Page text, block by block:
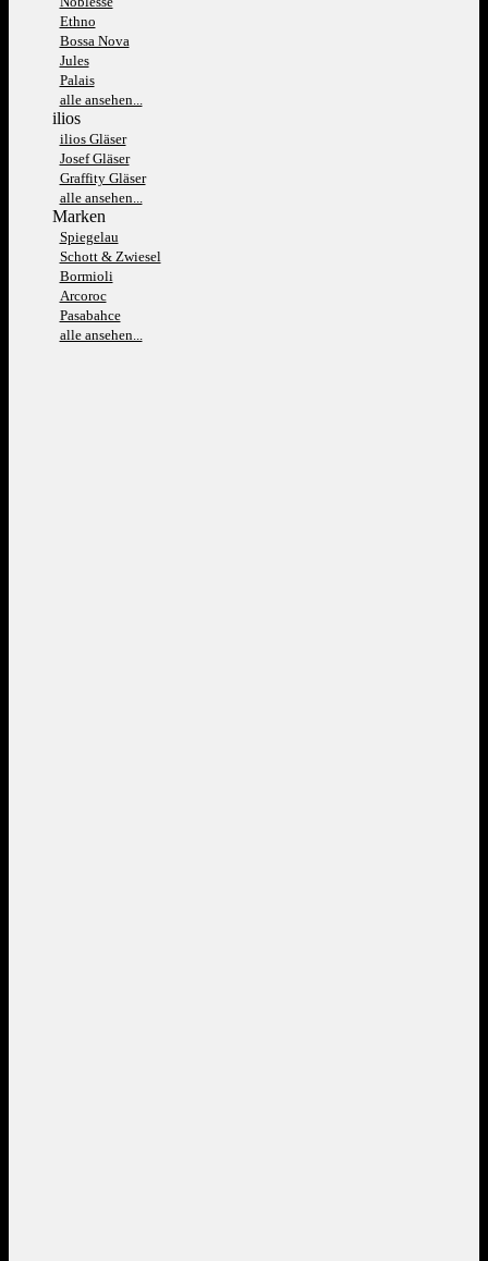
Ethno
Bossa Nova
Jules
Palais
alle ansehen...
ilios
ilios Gläser
Josef Gläser
Graffity Gläser
alle ansehen...
Marken
Spiegelau
Schott & Zwiesel
Bormioli
Arcoroc
Pasabahce
alle ansehen...